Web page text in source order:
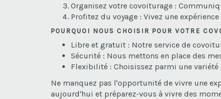
Organisez votre covoiturage :
Profitez du voyage : Vivez une
POURQUOI NOUS CHOISIR POUR VOTRE
Libre et gratuit : Notre service de
Sécurité : Nous mettons en place des
Flexibilité : Choisissez parmi une
Ne manquez pas l'opportunité de vivre une
aujourd'hui et préparez-vous à vivre des